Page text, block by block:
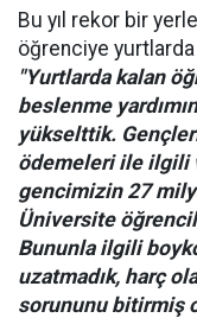
Bu yıl rekor bir
öğrenciye
"Yurtlarda kalan
beslenme
yükselttik.
ödemeleri ile ilgili
gencimizin 27
Üniversite
Bununla ilgili
uzatmadık, harç
sorununu bitirmiş